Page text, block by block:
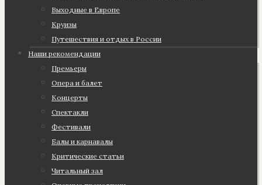
Выходные в Европе
Круизы
Путешествия и отдых в России
Наши рекомендации
Премьеры
Опера и балет
Концерты
Спектакли
Фестивали
Балы и карнавалы
Критические статьи
Читальный зал